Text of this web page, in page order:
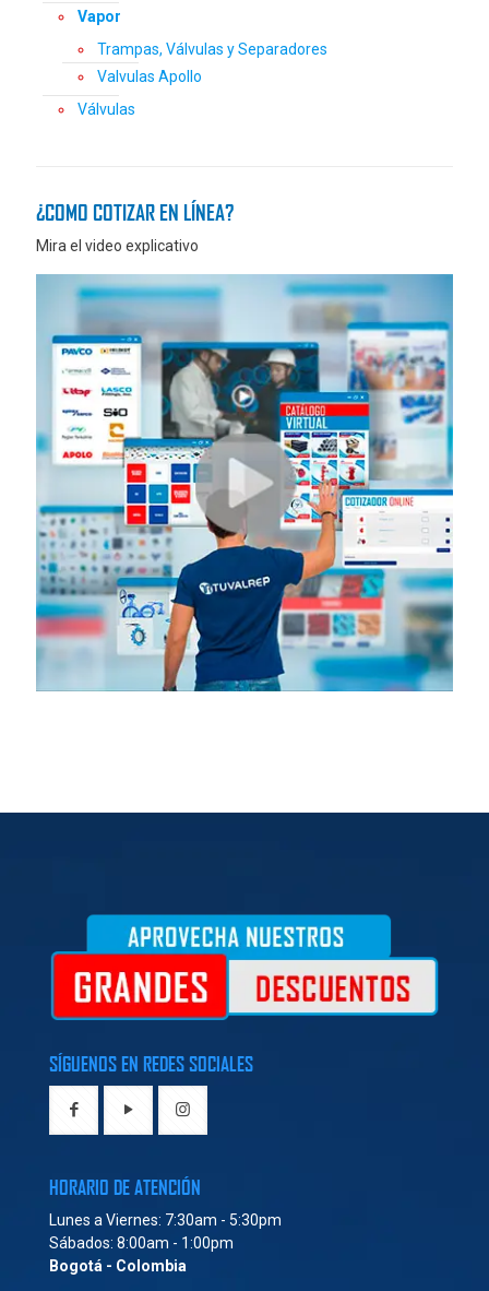
Vapor
Trampas, Válvulas y Separadores
Valvulas Apollo
Válvulas
¿COMO COTIZAR EN LÍNEA?
Mira el video explicativo
SÍGUENOS EN REDES SOCIALES
HORARIO DE ATENCIÓN
Lunes a Viernes: 7:30am - 5:30pm
Sábados: 8:00am - 1:00pm
Bogotá - Colombia